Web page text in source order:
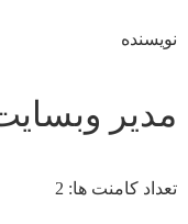
نویسنده
مدیر وبسایت
تعداد کامنت ها: 2